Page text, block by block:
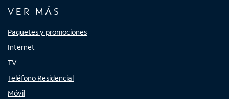
VER MÁS
Paquetes y promociones
Internet
TV
Teléfono Residencial
Móvil